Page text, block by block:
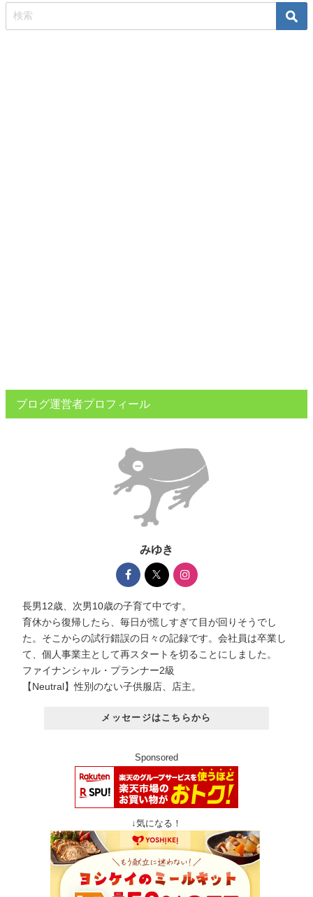
ブログ運営者プロフィール
みゆき
長男12歳、次男10歳の子育て中です。
育休から復帰したら、毎日が慌しすぎて目が回りそうでし
た。そこからの試行錯誤の日々の記録です。会社員は卒業し
て、個人事業主として再スタートを切ることにしました。
ファイナンシャル・プランナー2級
【Neutral】性別のない子供服店、店主。
メッセージはこちらから
Sponsored
↓気になる！